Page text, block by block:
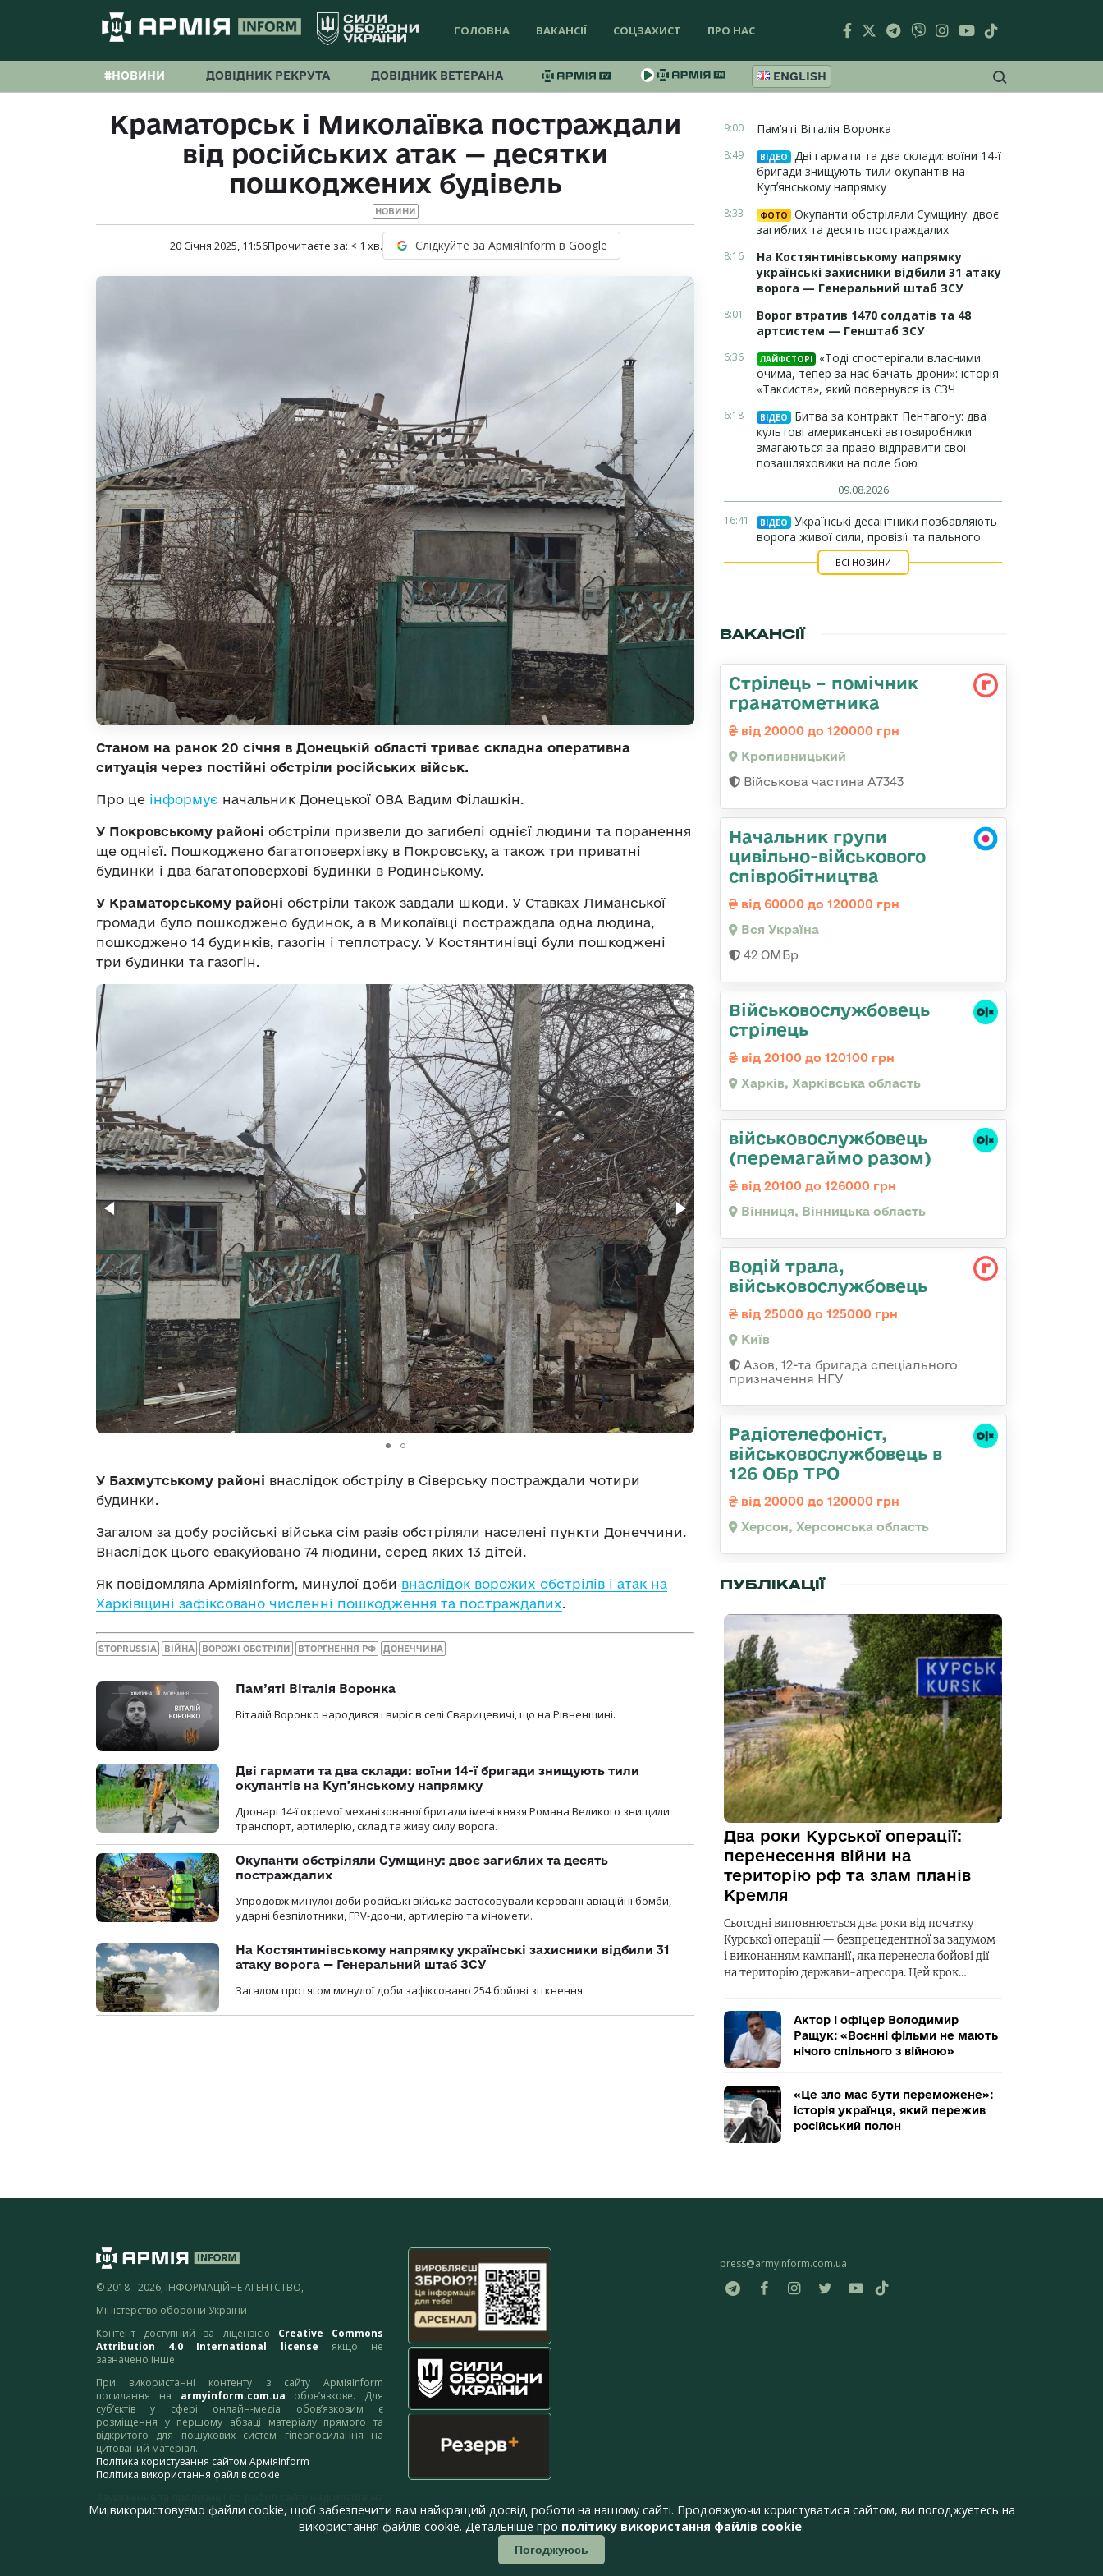
ГОЛОВНА ВАКАНСІЇ СОЦЗАХИСТ ПРО НАС
#НОВИНИ ДОВІДНИК РЕКРУТА ДОВІДНИК ВЕТЕРАНА ENGLISH
Краматорськ і Миколаївка постраждали
від російських атак — десятки
пошкоджених будівель
НОВИНИ
20 Січня 2025, 11:56Прочитаєте за: < 1 хв. Слідкуйте за АрміяInform в Google
Станом на ранок 20 січня в Донецькій області триває складна оперативна
ситуація через постійні обстріли російських військ.
Про це інформує начальник Донецької ОВА Вадим Філашкін.
У Покровському районі обстріли призвели до загибелі однієї людини та поранення
ще однієї. Пошкоджено багатоповерхівку в Покровську, а також три приватні
будинки і два багатоповерхові будинки в Родинському.
У Краматорському районі обстріли також завдали шкоди. У Ставках Лиманської
громади було пошкоджено будинок, а в Миколаївці постраждала одна людина,
пошкоджено 14 будинків, газогін і теплотрасу. У Костянтинівці були пошкоджені
три будинки та газогін.
У Бахмутському районі внаслідок обстрілу в Сіверську постраждали чотири
будинки.
Загалом за добу російські війська сім разів обстріляли населені пункти Донеччини.
Внаслідок цього евакуйовано 74 людини, серед яких 13 дітей.
Як повідомляла АрміяInform, минулої доби внаслідок ворожих обстрілів і атак на
Харківщині зафіксовано численні пошкодження та постраждалих.
STOPRUSSIA ВІЙНА ВОРОЖІ ОБСТРІЛИ ВТОРГНЕННЯ РФ ДОНЕЧЧИНА
Пам’яті Віталія Воронка
Віталій Воронко народився і виріс в селі Сварицевичі, що на Рівненщині.
Дві гармати та два склади: воїни 14-ї бригади знищують тили
окупантів на Купʼянському напрямку
Дронарі 14-ї окремої механізованої бригади імені князя Романа Великого знищили
транспорт, артилерію, склад та живу силу ворога.
Окупанти обстріляли Сумщину: двоє загиблих та десять
постраждалих
Упродовж минулої доби російські війська застосовували керовані авіаційні бомби,
ударні безпілотники, FPV-дрони, артилерію та міномети.
На Костянтинівському напрямку українські захисники відбили 31
атаку ворога — Генеральний штаб ЗСУ
Загалом протягом минулої доби зафіксовано 254 бойові зіткнення.
9:00 Пам’яті Віталія Воронка
8:49 ВІДЕО
Дві гармати та два склади: воїни 14-ї
бригади знищують тили окупантів на
Купʼянському напрямку
8:33 ФОТО
Окупанти обстріляли Сумщину: двоє
загиблих та десять постраждалих
8:16
На Костянтинівському напрямку
українські захисники відбили 31 атаку
ворога — Генеральний штаб ЗСУ
8:01
Ворог втратив 1470 солдатів та 48
артсистем — Генштаб ЗСУ
6:36 ЛАЙФСТОРІ
«Тоді спостерігали власними
очима, тепер за нас бачать дрони»: історія
«Таксиста», який повернувся із СЗЧ
6:18 ВІДЕО
Битва за контракт Пентагону: два
культові американські автовиробники
змагаються за право відправити свої
позашляховики на поле бою
09.08.2026
16:41 ВІДЕО
Українські десантники позбавляють
ворога живої сили, провізії та пального
ВСІ НОВИНИ
ВАКАНСІЇ
Стрілець – помічник
гранатометника
від 20000 до 120000 грн
Кропивницький
Військова частина А7343
Начальник групи
цивільно-військового
співробітництва
від 60000 до 120000 грн
Вся Україна
42 ОМБр
Військовослужбовець
стрілець
від 20100 до 120100 грн
Харків, Харківська область
військовослужбовець
(перемагаймо разом)
від 20100 до 126000 грн
Вінниця, Вінницька область
Водій трала,
військовослужбовець
від 25000 до 125000 грн
Київ
Азов, 12-та бригада спеціального
призначення НГУ
Радіотелефоніст,
військовослужбовець в
126 ОБр ТРО
від 20000 до 120000 грн
Херсон, Херсонська область
ПУБЛІКАЦІЇ
Два роки Курської операції:
перенесення війни на
територію рф та злам планів
Кремля
Сьогодні виповнюється два роки від початку
Курської операції — безпрецедентної за задумом
і виконанням кампанії, яка перенесла бойові дії
на територію держави-агресора. Цей крок…
Актор і офіцер Володимир
Ращук: «Воєнні фільми не мають
нічого спільного з війною»
«Це зло має бути переможене»:
історія українця, який пережив
російський полон
© 2018 - 2026, ІНФОРМАЦІЙНЕ АГЕНТСТВО,
Міністерство оборони України
Контент доступний за ліцензією Creative Commons
Attribution 4.0 International license якщо не
зазначено інше.
При використанні контенту з сайту АрміяInform
посилання на armyinform.com.ua обов’язкове. Для
суб’єктів у сфері онлайн-медіа обов’язковим є
розміщення у першому абзаці матеріалу прямого та
відкритого для пошукових систем гіперпосилання на
цитований матеріал.
Політика користування сайтом АрміяInform
Політика використання файлів cookie
адресу:webmaster@armyinform.com.ua
press@armyinform.com.ua
Ми використовуємо файли cookie, щоб забезпечити вам найкращий досвід роботи на нашому сайті. Продовжуючи користуватися сайтом, ви погоджуєтесь на
використання файлів cookie. Детальніше про політику використання файлів cookie.
Погоджуюсь